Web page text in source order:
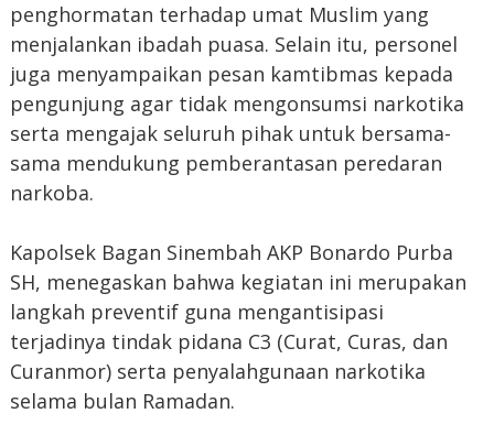
penghormatan terhadap umat Muslim yang
menjalankan ibadah puasa. Selain itu, personel
juga menyampaikan pesan kamtibmas kepada
pengunjung agar tidak mengonsumsi narkotika
serta mengajak seluruh pihak untuk bersama-
sama mendukung pemberantasan peredaran
narkoba.
Kapolsek Bagan Sinembah AKP Bonardo Purba
SH, menegaskan bahwa kegiatan ini merupakan
langkah preventif guna mengantisipasi
terjadinya tindak pidana C3 (Curat, Curas, dan
Curanmor) serta penyalahgunaan narkotika
selama bulan Ramadan.